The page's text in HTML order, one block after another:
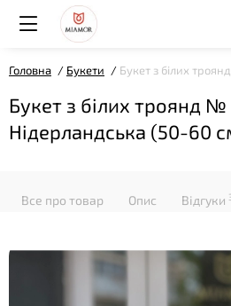
Головна Букети Букет з білих
Букет з білих троянд №
Нідерландська (50-60
Все про товар Опис Відгуки